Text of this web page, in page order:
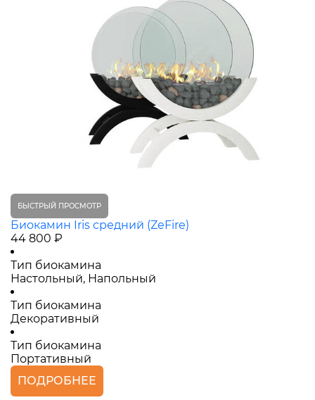
БЫСТРЫЙ ПРОСМОТР
Биокамин Iris средний (ZeFire)
44 800 ₽
Тип биокамина
Настольный, Напольный
Тип биокамина
Декоративный
Тип биокамина
Портативный
ПОДРОБНЕЕ